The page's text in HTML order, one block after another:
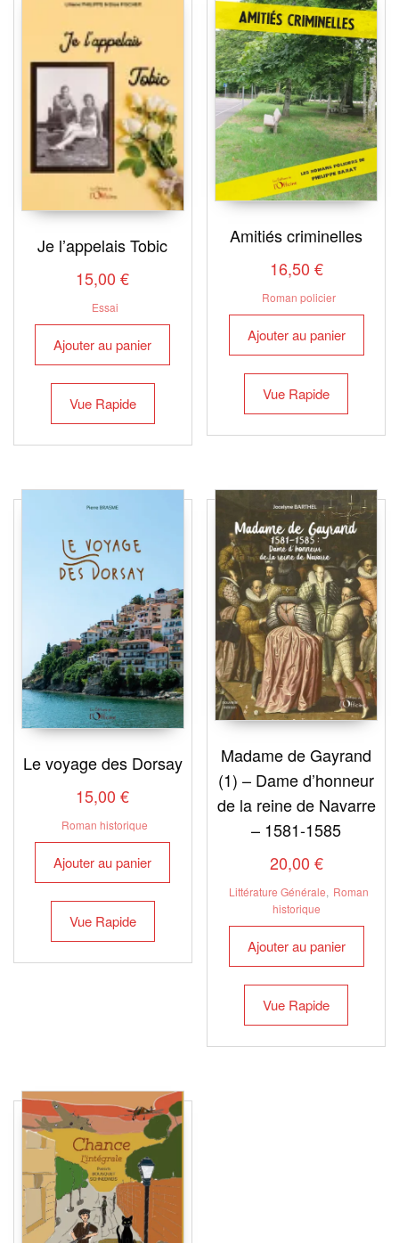
Je l’appelais Tobic
15,00€
Essai
Ajouter au panier
Vue Rapide
Amitiés criminelles
16,50 €
Roman policier
Ajouter au panier
Vue Rapide
Le voyage des Dorsay
15,00€
Roman historique
Ajouter au panier
Vue Rapide
Madame de Gayrand
(1) – Dame d’honneur
de la reine de Navarre
– 1581-1585
20,00 €
Littérature Générale, Roman
historique
Ajouter au panier
Vue Rapide